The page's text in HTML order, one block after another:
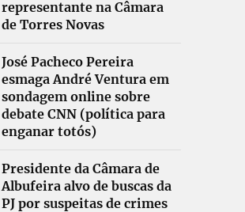
representante na Câmara
de Torres Novas
José Pacheco Pereira
esmaga André Ventura em
sondagem online sobre
debate CNN (política para
enganar totós)
Presidente da Câmara de
Albufeira alvo de buscas da
PJ por suspeitas de crimes